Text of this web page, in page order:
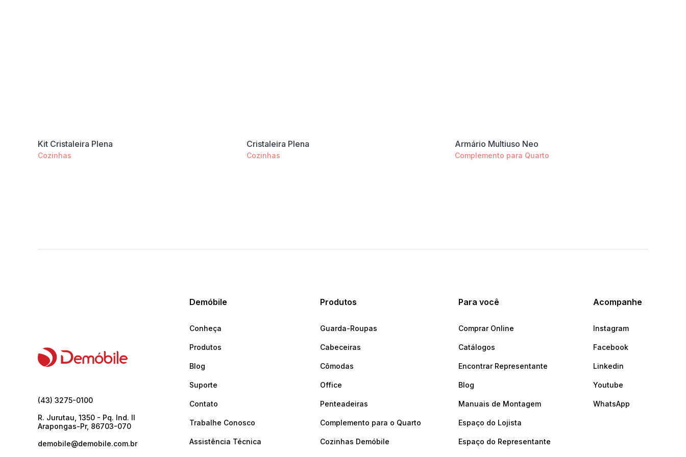
Kit Cristaleira Plena
Cozinhas
Cristaleira Plena
Cozinhas
Armário Multiuso Neo
Complemento para Quarto
(43) 3275-0100
R. Jurutau, 1350 - Pq. Ind. II
Arapongas-Pr, 86703-070
demobile@demobile.com.br
Demóbile
Conheça
Produtos
Blog
Suporte
Contato
Trabalhe Conosco
Assistência Técnica
Produtos
Guarda-Roupas
Cabeceiras
Cômodas
Office
Penteadeiras
Complemento para o Quarto
Cozinhas Demóbile
Para você
Comprar Online
Catálogos
Encontrar Representante
Blog
Manuais de Montagem
Espaço do Lojista
Espaço do Representante
Acompanhe
Instagram
Facebook
Linkedin
Youtube
WhatsApp